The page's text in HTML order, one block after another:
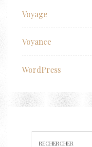
Voyage
Voyance
WordPress